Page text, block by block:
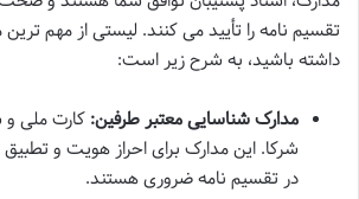
تقسیم نامه را تأیید می کنند. لیستی از مهم
داشته باشید، به شرح زیر است:
مدارک شناسایی معتبر طرفین: کارت ملی و
شرکا. این مدارک برای احراز هویت و
در تقسیم نامه ضروری هستند.